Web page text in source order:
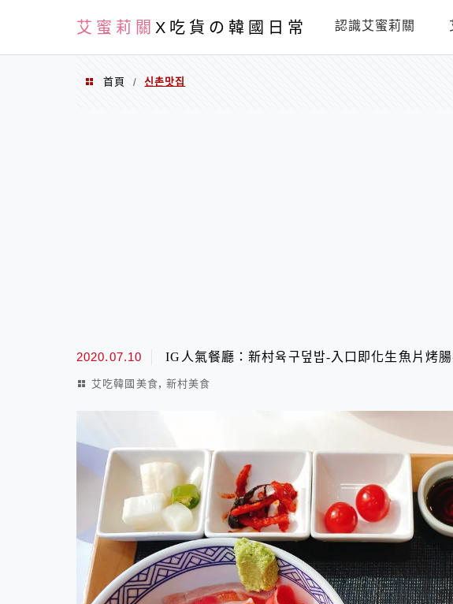
艾蜜莉關 X吃貨の韓國日常 認識艾蜜莉關
首頁 / 신촌맛집
2020.07.10 IG人氣餐廳：新村육구덮밥-入口即化生魚片烤
艾吃韓國美食,新村美食